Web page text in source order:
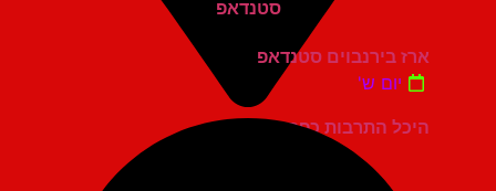
היכל התרבות כפר סבא
ארז בירנבוים סטנדאפ
יום ש'